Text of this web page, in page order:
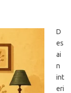
D
es
ai
n
int
eri